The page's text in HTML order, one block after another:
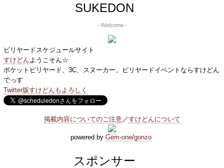
SUKEDON
--Welcome--
ビリヤードスケジュールサイト
すけどんようこそん☆
ポケットビリヤード、3C、スヌーカー。ビリヤードイベントならすけどん
でっす
Twitter版すけどんもよろしく
掲載内容についてのご注意／すけどんについて
powered by Gem-one/gonzo
スポンサー